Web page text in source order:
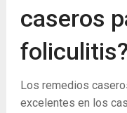
caseros
foliculitis?
Los remedios
excelentes en los